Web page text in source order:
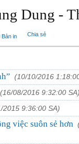
Dung -
Bản in Chia sẻ
(10/10/2016
(16/08/2016 9:32:00
2015 9:36:00 SA)
việc suôn sẻ hơn